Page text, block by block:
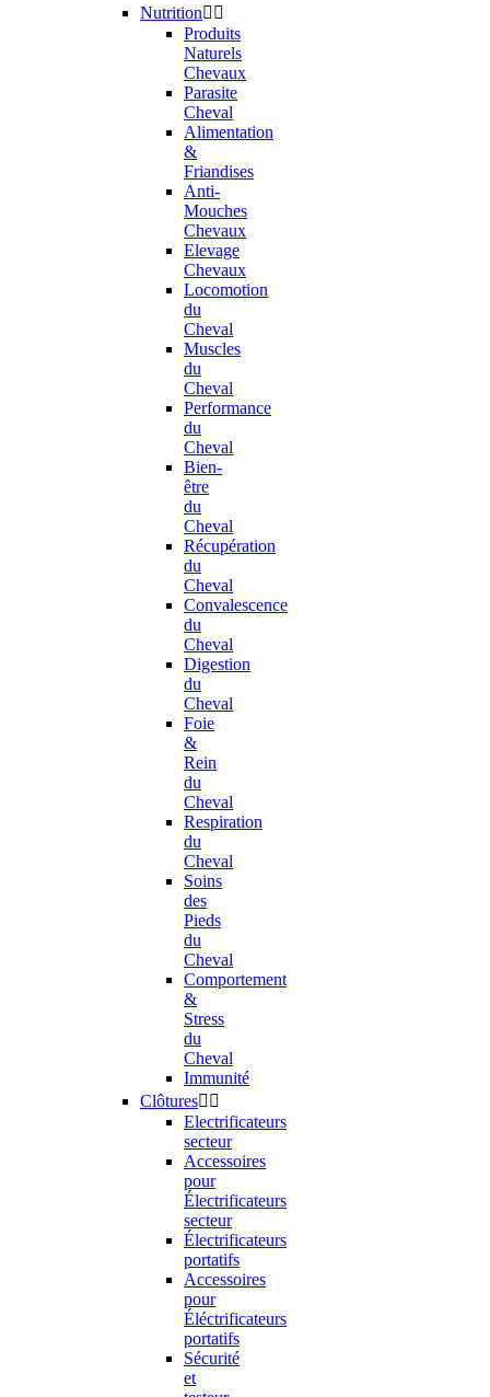
Nutrition 
Produits
Naturels
Chevaux
Parasite
Cheval
Alimentation
&
Friandises
Anti-
Mouches
Chevaux
Elevage
Chevaux
Locomotion
du
Cheval
Muscles
du
Cheval
Performance
du
Cheval
Bien-
être
du
Cheval
Récupération
du
Cheval
Convalescence
du
Cheval
Digestion
du
Cheval
Foie
&
Rein
du
Cheval
Respiration
du
Cheval
Soins
des
Pieds
du
Cheval
Comportement
&
Stress
du
Cheval
Immunité
Clôtures 
Electrificateurs
secteur
Accessoires
pour
Électrificateurs
secteur
Électrificateurs
portatifs
Accessoires
pour
Éléctrificateurs
portatifs
Sécurité
et